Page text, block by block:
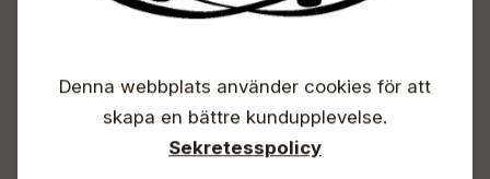
Lördagar 09-16
+358 50 388 9592
info(a)sunds.fi
Denna webbplats använder cookies för att
skapa en bättre kundupplevelse.
Sekretesspolicy